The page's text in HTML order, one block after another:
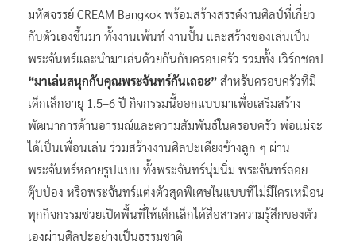
มหัศจรรย์ CREAM Bangkok พร้อมสร้างสรรค์งานศิลป์ที่เกี่ยว
กับตัวเองขึ้นมา ทั้งงานเพ้นท์ งานปั้น และสร้างของเล่นเป็น
พระจันทร์และนำมาเล่นด้วยกันกับครอบครัว รวมทั้ง เวิร์กชอป
“มาเล่นสนุกกับคุณพระจันทร์กันเถอะ” สำหรับครอบครัวที่มี
เด็กเล็กอายุ 1.5–6 ปี กิจกรรมนี้ออกแบบมาเพื่อเสริมสร้าง
พัฒนาการด้านอารมณ์และความสัมพันธ์ในครอบครัว พ่อแม่จะ
ได้เป็นเพื่อนเล่น ร่วมสร้างงานศิลปะเคียงข้างลูก ๆ ผ่าน
พระจันทร์หลายรูปแบบ ทั้งพระจันทร์นุ่มนิ่ม พระจันทร์ลอย
ตุ๊บป่อง หรือพระจันทร์แต่งตัวสุดพิเศษในแบบที่ไม่มีใครเหมือน
ทุกกิจกรรมช่วยเปิดพื้นที่ให้เด็กเล็กได้สื่อสารความรู้สึกของตัว
เองผ่านศิลปะอย่างเป็นธรรมชาติ